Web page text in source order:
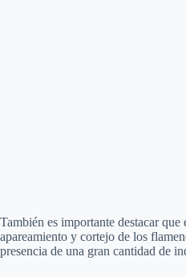
También es importante destacar
apareamiento y cortejo de los
presencia de una gran cantidad de